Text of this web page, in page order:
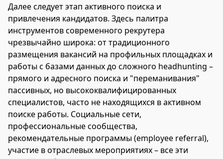
Далее следует этап активного поиска и
привлечения кандидатов. Здесь палитра
инструментов современного рекрутера
чрезвычайно широка: от традиционного
размещения вакансий на профильных площадках и
работы с базами данных до сложного headhunting –
прямого и адресного поиска и "переманивания"
пассивных, но высококвалифицированных
специалистов, часто не находящихся в активном
поиске работы. Социальные сети,
профессиональные сообщества,
рекомендательные программы (employee referral),
участие в отраслевых мероприятиях – все эти